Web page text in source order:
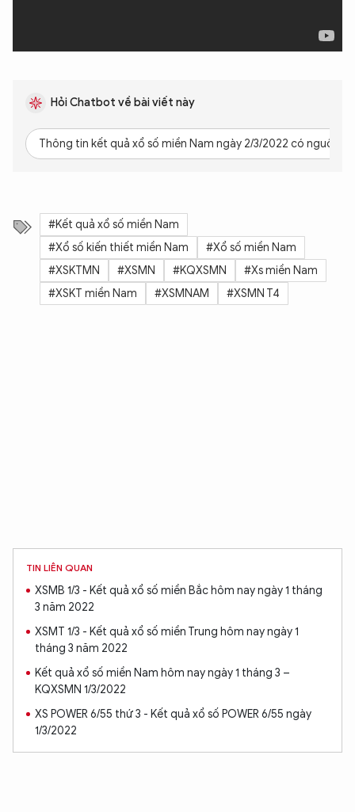
Hỏi Chatbot về bài viết này
Thông tin kết quả xổ số miền Nam ngày 2/3/2022 có nguồn
#Kết quả xổ số miền Nam
#Xổ số kiến thiết miền Nam
#Xổ số miền Nam
#XSKTMN
#XSMN #KQXSMN
#Xs miền Nam
#XSKT miền Nam
#XSMNAM #XSMN T4
TIN LIÊN QUAN
XSMB 1/3 - Kết quả xổ số miền Bắc hôm nay ngày 1 tháng
3 năm 2022
XSMT 1/3 - Kết quả xổ số miền Trung hôm nay ngày 1
tháng 3 năm 2022
Kết quả xổ số miền Nam hôm nay ngày 1 tháng 3 –
KQXSMN 1/3/2022
XS POWER 6/55 thứ 3 - Kết quả xổ số POWER 6/55 ngày
1/3/2022